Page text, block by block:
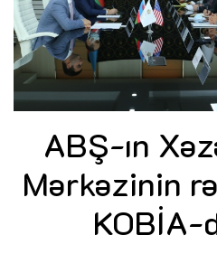
ABŞ-ın
Mərkəzinin
KOBİA-